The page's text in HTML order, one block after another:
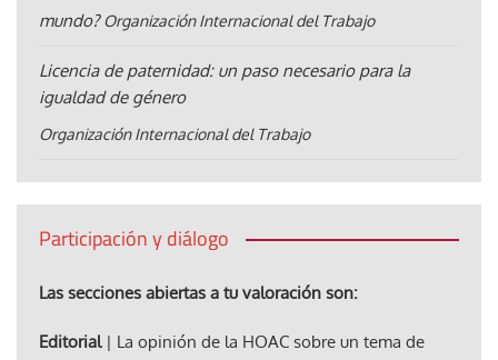
mundo? Organización Internacional del Trabajo
Licencia de paternidad: un paso necesario para la
igualdad de género
Organización Internacional del Trabajo
Participación y diálogo
Las secciones abiertas a tu valoración son:
Editorial| La opinión de la HOAC sobre un tema de